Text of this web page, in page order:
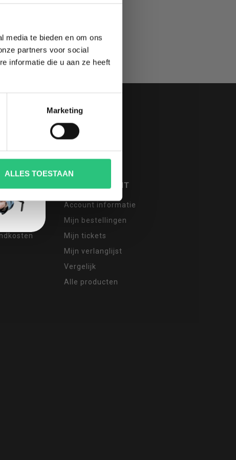
media te bieden en om ons
partners voor social
informatie die u aan ze heeft
Marketing
ALLES TOESTAAN
MIJN ACCOUNT
Account informatie
Mijn bestellingen
Mijn tickets
Mijn verlanglijst
Vergelijk
Alle producten